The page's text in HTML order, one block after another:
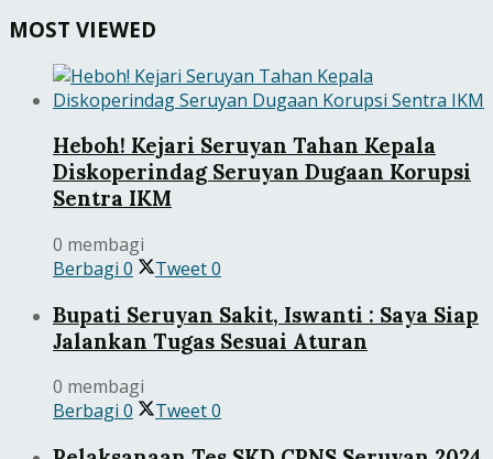
MOST VIEWED
Heboh! Kejari Seruyan Tahan Kepala
Diskoperindag Seruyan Dugaan Korupsi
Sentra IKM
0 membagi
Berbagi 0 Tweet0
Bupati Seruyan Sakit, Iswanti : Saya Siap
Jalankan Tugas Sesuai Aturan
0 membagi
Berbagi 0 Tweet0